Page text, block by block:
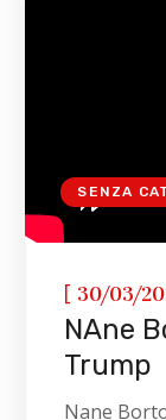
SENZA
[ 30/03/
NAne
Trump
Nane